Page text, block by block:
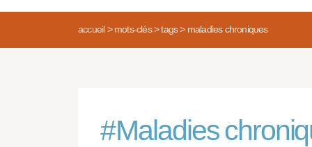
accueil> mots-clés> tags> maladies chroniques
#Maladies